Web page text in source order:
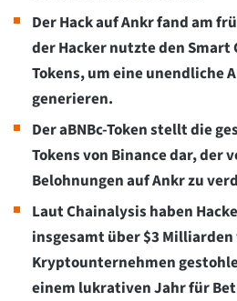
Der Hack auf Ankr fand am
der Hacker nutzte den Smart
Tokens, um eine unendliche
generieren.
Der aBNBc-Token stellt die
Tokens von Binance dar, der
Belohnungen auf Ankr zu
Laut Chainalysis haben
insgesamt über $3 Milliarden
Kryptounternehmen
einem lukrativen Jahr für